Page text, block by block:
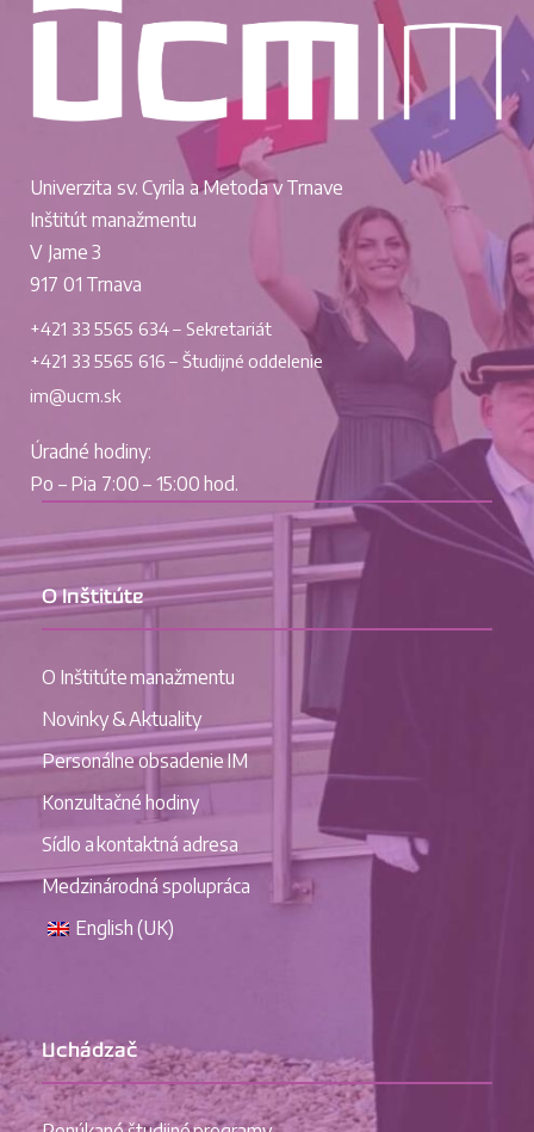
Univerzita sv. Cyrila a Metoda v Trnave
Inštitút manažmentu
V Jame 3
917 01 Trnava
+421 33 5565 634 – Sekretariát
+421 33 5565 616 – Študijné oddelenie
im@ucm.sk
Úradné hodiny:
Po – Pia 7:00 – 15:00 hod.
O Inštitúte
O Inštitúte manažmentu
Novinky & Aktuality
Personálne obsadenie IM
Konzultačné hodiny
Sídlo a kontaktná adresa
Medzinárodná spolupráca
English (UK)
Uchádzač